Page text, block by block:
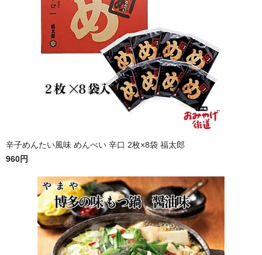
辛子めんたい風味 めんべい 辛口 2枚×8袋 福太郎
960円